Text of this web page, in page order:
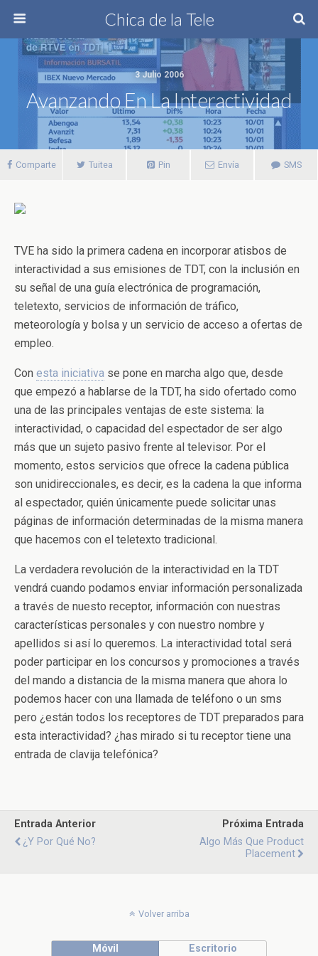
Chica de la Tele
3 Julio 2006
Avanzando En La Interactividad
Comparte Tuitea Pin Envía SMS
TVE ha sido la primera cadena en incorporar atisbos de
interactividad a sus emisiones de TDT, con la inclusión en
su señal de una guía electrónica de programación,
teletexto, servicios de información de tráfico,
meteorología y bolsa y un servicio de acceso a ofertas de
empleo.
Con esta iniciativa se pone en marcha algo que, desde
que empezó a hablarse de la TDT, ha sido ofertado como
una de las principales ventajas de este sistema: la
interactividad, o capacidad del espectador de ser algo
más que un sujeto pasivo frente al televisor. Por el
momento, estos servicios que ofrece la cadena pública
son unidireccionales, es decir, es la cadena la que informa
al espectador, quién únicamente puede solicitar unas
páginas de información determinadas de la misma manera
que hacemos con el teletexto tradicional.
La verdadera revolución de la interactividad en la TDT
vendrá cuando podamos enviar información personalizada
a través de nuesto receptor, información con nuestras
características personales y con nuestro nombre y
apellidos si así lo queremos. La interactividad total será
poder participar en los concursos y promociones a través
del mando a distancia de la misma manera que ahora lo
podemos hacer con una llamada de teléfono o un sms
pero ¿están todos los receptores de TDT preparados para
esta interactividad? ¿has mirado si tu receptor tiene una
entrada de clavija telefónica?
Entrada Anterior
¿Y Por Qué No?
Próxima Entrada
Algo Más Que Product
Placement
Volver arriba
Móvil Escritorio